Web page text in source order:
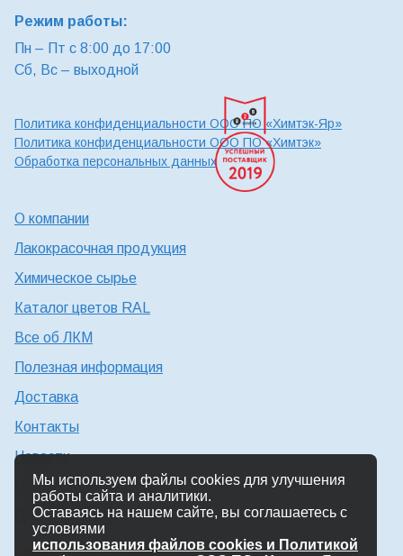
Режим работы:
Пн – Пт с 8:00 до 17:00
Сб, Вс – выходной
Политика конфиденциальности ООО ПО «Химтэк-Яр»
Политика конфиденциальности ООО ПО «Химтэк»
Обработка персональных данных
О компании
Лакокрасочная продукция
Химическое сырье
Каталог цветов RAL
Все об ЛКМ
Полезная информация
Доставка
Контакты
Новости
Консультация технолога
Работа в Химтэк
Мы используем файлы cookies для улучшения
работы сайта и аналитики.
Оставаясь на нашем сайте, вы соглашаетесь с
условиями
использования файлов cookies и Политикой